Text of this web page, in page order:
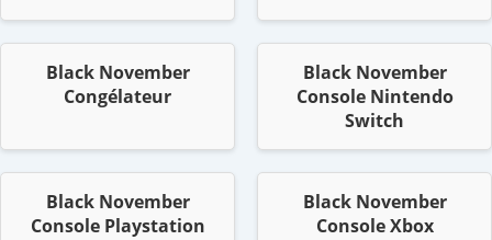
Black November
Congélateur
Black November
Console Nintendo
Switch
Black November
Console Playstation
Black November
Console Xbox